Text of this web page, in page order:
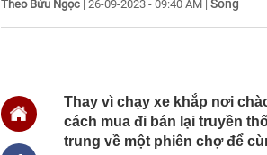
18:02
Thừa kế ngôi
nơi, trị giá
18:01
Tin vui:
vé tham
Theo Bửu Ngọc | 26-09-2023 - 09:40 AM | Sống
Thay vì chạy xe khắp nơi
cách mua đi bán lại truyền
trung về một phiên chợ để